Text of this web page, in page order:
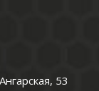
53